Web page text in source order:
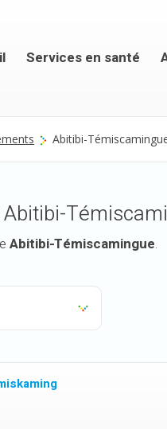
Services en santé
Abitibi-
Abitibi-
Abitibi-Témiscamingue.